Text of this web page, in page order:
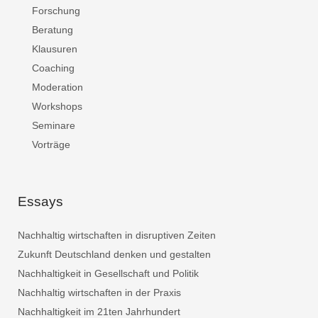
Forschung
Beratung
Klausuren
Coaching
Moderation
Workshops
Seminare
Vorträge
Essays
Nachhaltig wirtschaften in disruptiven Zeiten
Zukunft Deutschland denken und gestalten
Nachhaltigkeit in Gesellschaft und Politik
Nachhaltig wirtschaften in der Praxis
Nachhaltigkeit im 21ten Jahrhundert